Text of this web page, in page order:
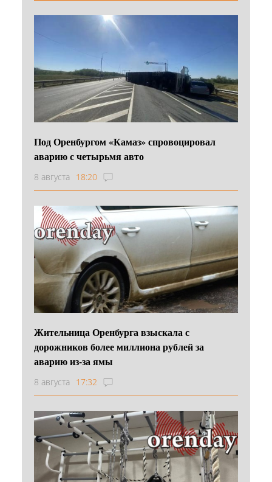
Под Оренбургом «Камаз» спровоцировал
аварию с четырьмя авто
8 августа 18:20
Жительница Оренбурга взыскала с
дорожников более миллиона рублей за
аварию из-за ямы
8 августа 17:32